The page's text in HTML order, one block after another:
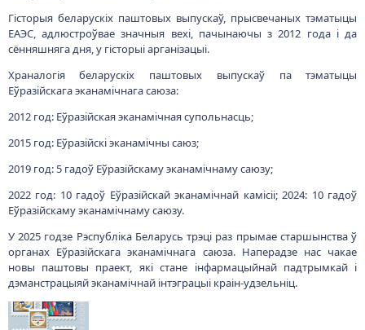
Гісторыя беларускіх паштовых выпускаў, прысвечаных тэматыцы
ЕАЭС, адлюстроўвае значныя вехі, пачынаючы з 2012 года і да
сённяшняга дня, у гісторыі арганізацыі.
Храналогія беларускіх паштовых выпускаў па тэматыцы
Еўразійскага эканамічнага саюза:
2012 год: Еўразійская эканамічная супольнасць;
2015 год: Еўразійскі эканамічны саюз;
2019 год: 5 гадоў Еўразійскаму эканамічнаму саюзу;
2022 год: 10 гадоў Еўразійскай эканамічнай камісіі; 2024: 10 гадоў
Еўразійскаму эканамічнаму саюзу.
У 2025 годзе Рэспубліка Беларусь трэці раз прымае старшынства ў
органах Еўразійскага эканамічнага саюза. Наперадзе нас чакае
новы паштовы праект, які стане інфармацыйнай падтрымкай і
дэманстрацыяй эканамічнай інтэграцыі краін-удзельніц.
Малюнак